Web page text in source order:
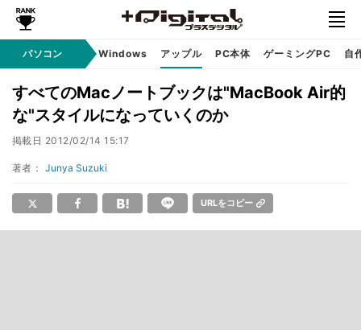
パソコン Windows アップル PC本体 ゲーミングPC 自
すべてのMacノートブックは"MacBook Air的
な"スタイルになっていくのか
掲載日 2012/02/14 15:17
著者： Junya Suzuki
URLをコピー